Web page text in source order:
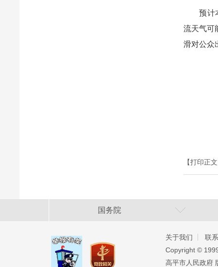
预计本
流天气可
滑对公众
【打印正
国务院
关于我们
联
Copyright ©️
高平市人民政府